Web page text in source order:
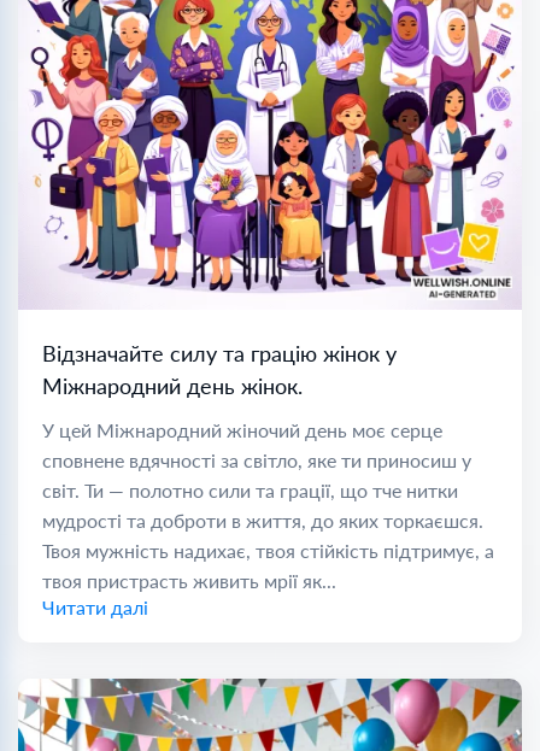
Відзначайте силу та грацію жінок у
Міжнародний день жінок.
У цей Міжнародний жіночий день моє серце
сповнене вдячності за світло, яке ти приносиш у
світ. Ти — полотно сили та грації, що тче нитки
мудрості та доброти в життя, до яких торкаєшся.
Твоя мужність надихає, твоя стійкість підтримує, а
твоя пристрасть живить мрії як...
Читати далі